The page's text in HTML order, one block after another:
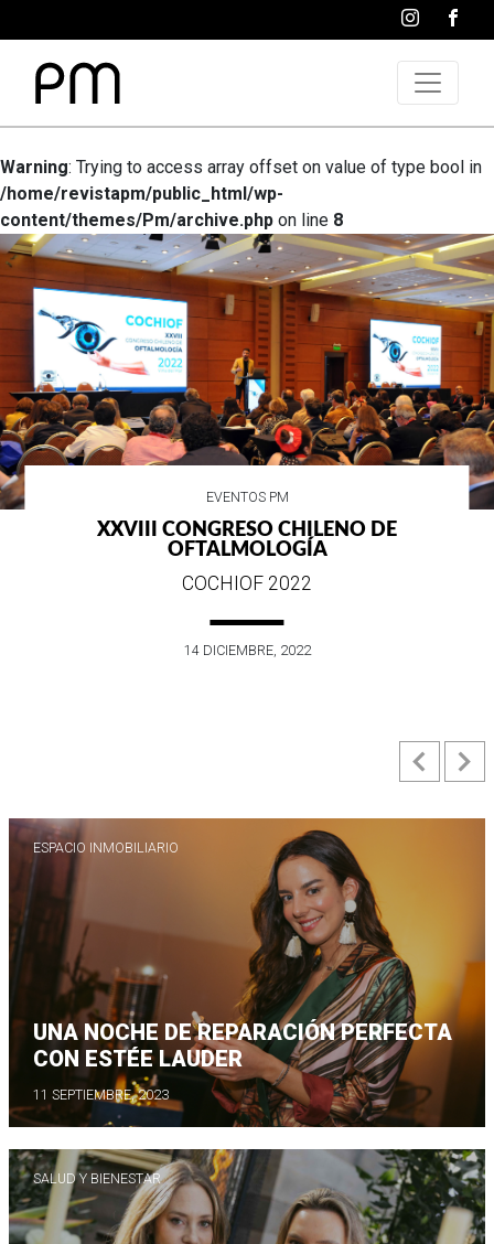
Warning: Trying to access array offset on value of type bool in
/home/revistapm/public_html/wp-
content/themes/Pm/archive.php on line 8
EVENTOS PM
XXVIII CONGRESO CHILENO DE
OFTALMOLOGÍA
COCHIOF 2022
14 DICIEMBRE, 2022
ESPACIO INMOBILIARIO
UNA NOCHE DE REPARACIÓN PERFECTA
CON ESTÉE LAUDER
11 SEPTIEMBRE, 2023
SALUD Y BIENESTAR